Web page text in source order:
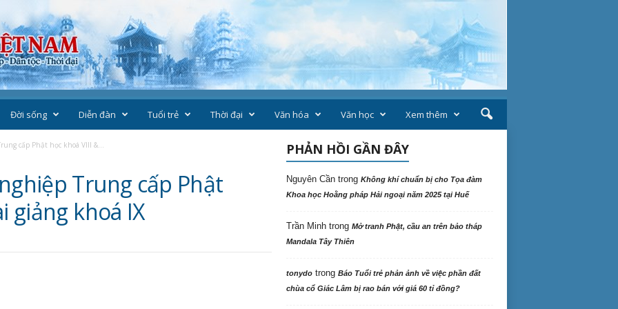
Đời sống Diễn đàn Tuổi trẻ Thời đại Văn hóa Văn học Xem thêm
cấp Phật học khoá VIII &...
Trung cấp Phật
giảng khoá IX
PHẢN HỒI GẦN ĐÂY
Nguyên Cầntrong Không khí chuẩn bị cho Tọa đàm
Khoa học Hoằng pháp Hải ngoại năm 2025 tại Huế
Trần Minhtrong Mở tranh Phật, cầu an trên bảo tháp
Mandala Tây Thiên
tonydotrong Báo Tuổi trẻ phản ảnh về việc phần đất
chùa cổ Giác Lâm bị rao bán với giá 60 tỉ đồng?